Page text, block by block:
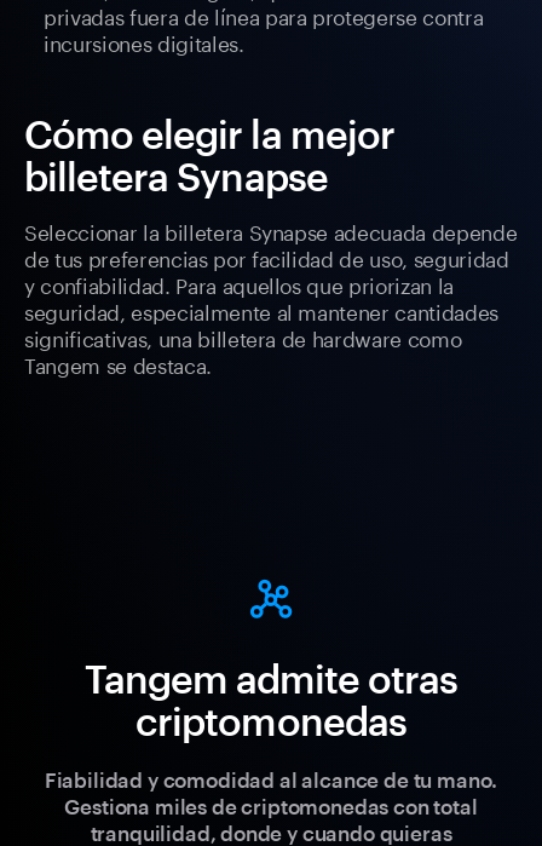
privadas fuera de línea para protegerse contra
incursiones digitales.
Cómo elegir la mejor
billetera Synapse
Seleccionar la billetera Synapse adecuada depende
de tus preferencias por facilidad de uso, seguridad
y confiabilidad. Para aquellos que priorizan la
seguridad, especialmente al mantener cantidades
significativas, una billetera de hardware como
Tangem se destaca.
Tangem admite otras
criptomonedas
Fiabilidad y comodidad al alcance de tu mano.
Gestiona miles de criptomonedas con total
tranquilidad, donde y cuando quieras